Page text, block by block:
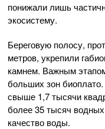
понижали лишь
экосистему.
Береговую полосу,
метров, укрепили
камнем. Важным
больших зон
свыше 1,7 тысячи
более 35 тысяч
качество воды.